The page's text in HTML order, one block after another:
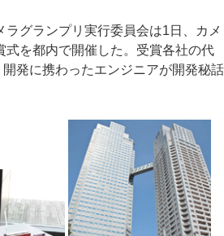
グランプリ実行委員会は1日、カメ
式を都内で開催した。受賞各社の代
発に携わったエンジニアが開発秘話